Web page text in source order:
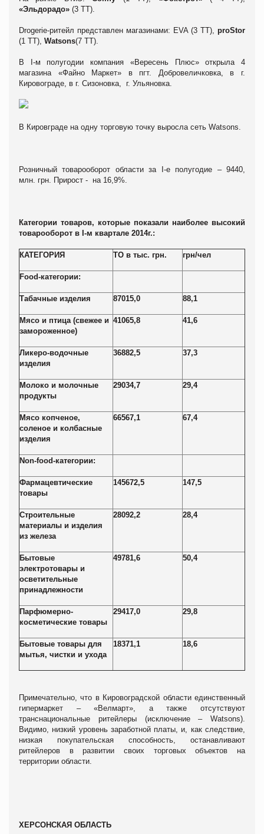
«Эльдорадо» (3 ТТ).
Drogerie-ритейл представлен магазинами: EVA (3 ТТ), proStor
(1 ТТ), Watsons(7 ТТ).
В I-м полугодии компания «Вересень Плюс» открыла 4
магазина «Файно Маркет» в пгт. Добровеличковка, в г.
Кировограде, в г. Сизоновка, г. Ульяновка.
В Кировграде на одну торговую точку выросла сеть Watsons.
Розничный товарооборот области за I-е полугодие – 9440,
млн. грн. Прирост - на 16,9%.
Категории товаров, которые показали наиболее высокий
товарооборот в I-м квартале 2014г.:
КАТЕГОРИЯ ТО в тыс. грн. грн/чел
Food-категории:
Табачные изделия 87015,0 88,1
Мясо и птица (свежее и
замороженное)
41065,8 41,6
Ликеро-водочные
изделия
36882,5 37,3
Молоко и молочные
продукты
29034,7 29,4
Мясо копченое,
соленое и колбасные
изделия
66567,1 67,4
Non-food-категории:
Фармацевтические
товары
145672,5 147,5
Строительные
материалы и изделия
из железа
28092,2 28,4
Бытовые
электротовары и
осветительные
принадлежности
49781,6 50,4
Парфюмерно-
косметические товары
29417,0 29,8
Бытовые товары для
мытья, чистки и ухода
18371,1 18,6
Примечательно, что в Кировоградской области единственный
гипермаркет – «Велмарт», а также отсутствуют
транснациональные ритейлеры (исключение – Watsons).
Видимо, низкий уровень заработной платы, и, как следствие,
низкая покупательская способность, останавливают
ритейлеров в развитии своих торговых объектов на
территории области.
ХЕРСОНСКАЯ ОБЛАСТЬ